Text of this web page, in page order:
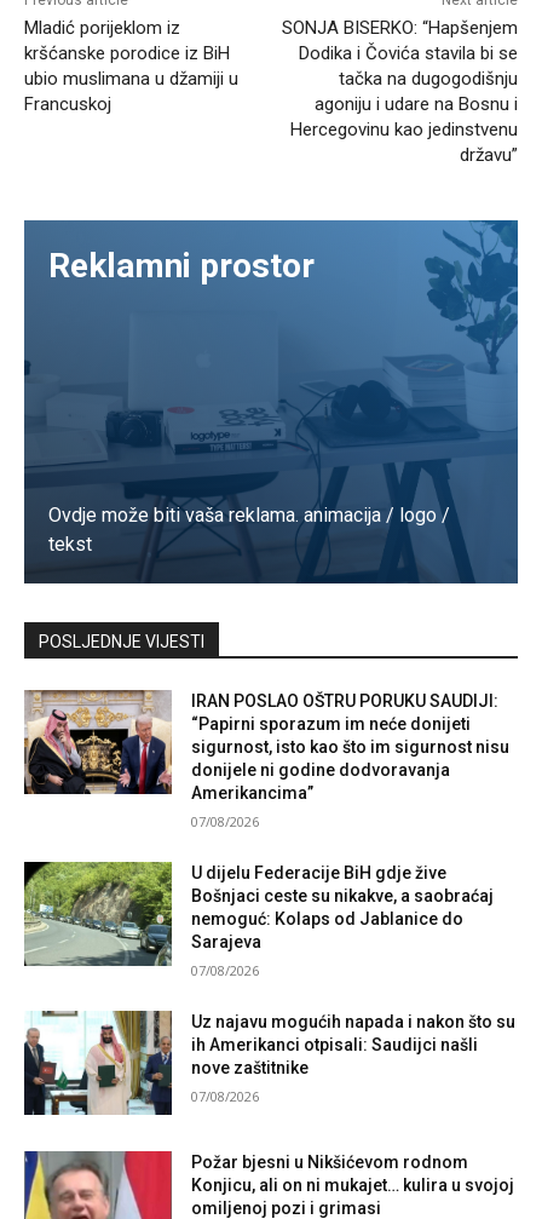
Mladić porijeklom iz
kršćanske porodice iz BiH
ubio muslimana u džamiji u
Francuskoj
SONJA BISERKO: “Hapšenjem
Dodika i Čovića stavila bi se
tačka na dugogodišnju
agoniju i udare na Bosnu i
Hercegovinu kao jedinstvenu
državu”
Reklamni prostor
Ovdje može biti vaša reklama. animacija / logo /
tekst
Kontaktirajte nas
POSLJEDNJE VIJESTI
IRAN POSLAO OŠTRU PORUKU SAUDIJI:
“Papirni sporazum im neće donijeti
sigurnost, isto kao što im sigurnost nisu
donijele ni godine dodvoravanja
Amerikancima”
07/08/2026
U dijelu Federacije BiH gdje žive
Bošnjaci ceste su nikakve, a saobraćaj
nemoguć: Kolaps od Jablanice do
Sarajeva
07/08/2026
Uz najavu mogućih napada i nakon što su
ih Amerikanci otpisali: Saudijci našli
nove zaštitnike
07/08/2026
Požar bjesni u Nikšićevom rodnom
Konjicu, ali on ni mukajet… kulira u svojoj
omiljenoj pozi i grimasi